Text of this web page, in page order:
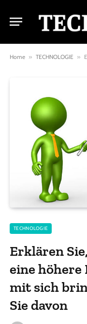
Home » TECHNOLOGIE »
TECHNOLOGIE
Erklären
eine
mit sich
Sie davon